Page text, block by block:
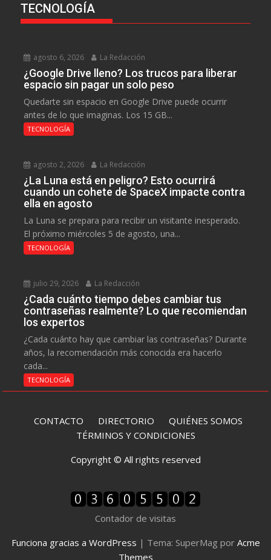
TECNOLOGÍA
agosto 6, 2026 La Redacción
¿Google Drive lleno? Los trucos para liberar
espacio sin pagar un solo peso
Quedarte sin espacio en Google Drive puede ocurrir
antes de lo que imaginas. Los 15 GB...
TECNOLOGÍA
agosto 2, 2026 La Redacción
¿La Luna está en peligro? Esto ocurrirá
cuando un cohete de SpaceX impacte contra
ella en agosto
La Luna se prepara para recibir un visitante inesperado.
El próximo miércoles 5 de agosto, una...
TECNOLOGÍA
julio 29, 2026 La Redacción
¿Cada cuánto tiempo debes cambiar tus
contraseñas realmente? Lo que recomiendan
los expertos
¿Cada cuánto hay que cambiar las contraseñas? Durante
años, la recomendación más conocida era hacerlo
cada...
TECNOLOGÍA
CONTACTO DIRECTORIO QUIÉNES SOMOS
TÉRMINOS Y CONDICIONES
Copyright © All rights reserved
Contador de visitas
Funciona gracias a WordPress | Tema: SuperMag por Acme
Themes